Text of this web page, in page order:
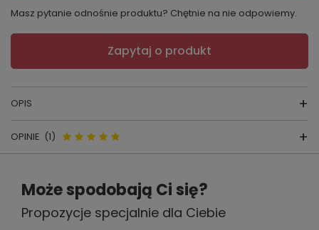
Masz pytanie odnośnie produktu? Chętnie na nie odpowiemy.
Zapytaj o produkt
OPIS
FIGI Zorba
KOLOR: biały,czarny
PRODUCENT:Wol-Bar
OPINIE (1)
Opinie o Wol-Bar Zorba - czarne
5.00
Może spodobają Ci się?
Propozycje specjalnie dla Ciebie